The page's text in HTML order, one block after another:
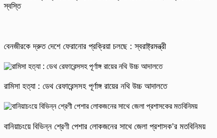
স্বস্তি
বেনজীরকে দ্রুত দেশে ফেরানোর প্রক্রিয়া চলছে : স্বরাষ্ট্রমন্ত্রী
রামিসা হত্যা : ডেথ রেফারেন্সসহ পূর্ণাঙ্গ রায়ের নথি উচ্চ আদালতে
বানিয়াচংয়ে বিভিন্ন শ্রেণী পেশার লোকজনের সাথে জেলা প্রশাসক’র মতবিনিময়